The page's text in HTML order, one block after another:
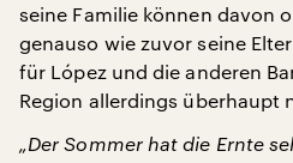
seine Familie können davon
genauso wie zuvor seine
für López und die anderen
Region allerdings überhaupt
„Der Sommer hat die Ernte